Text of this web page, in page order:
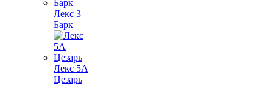
Лекс 3
Барк
Лекс 5А
Цезарь